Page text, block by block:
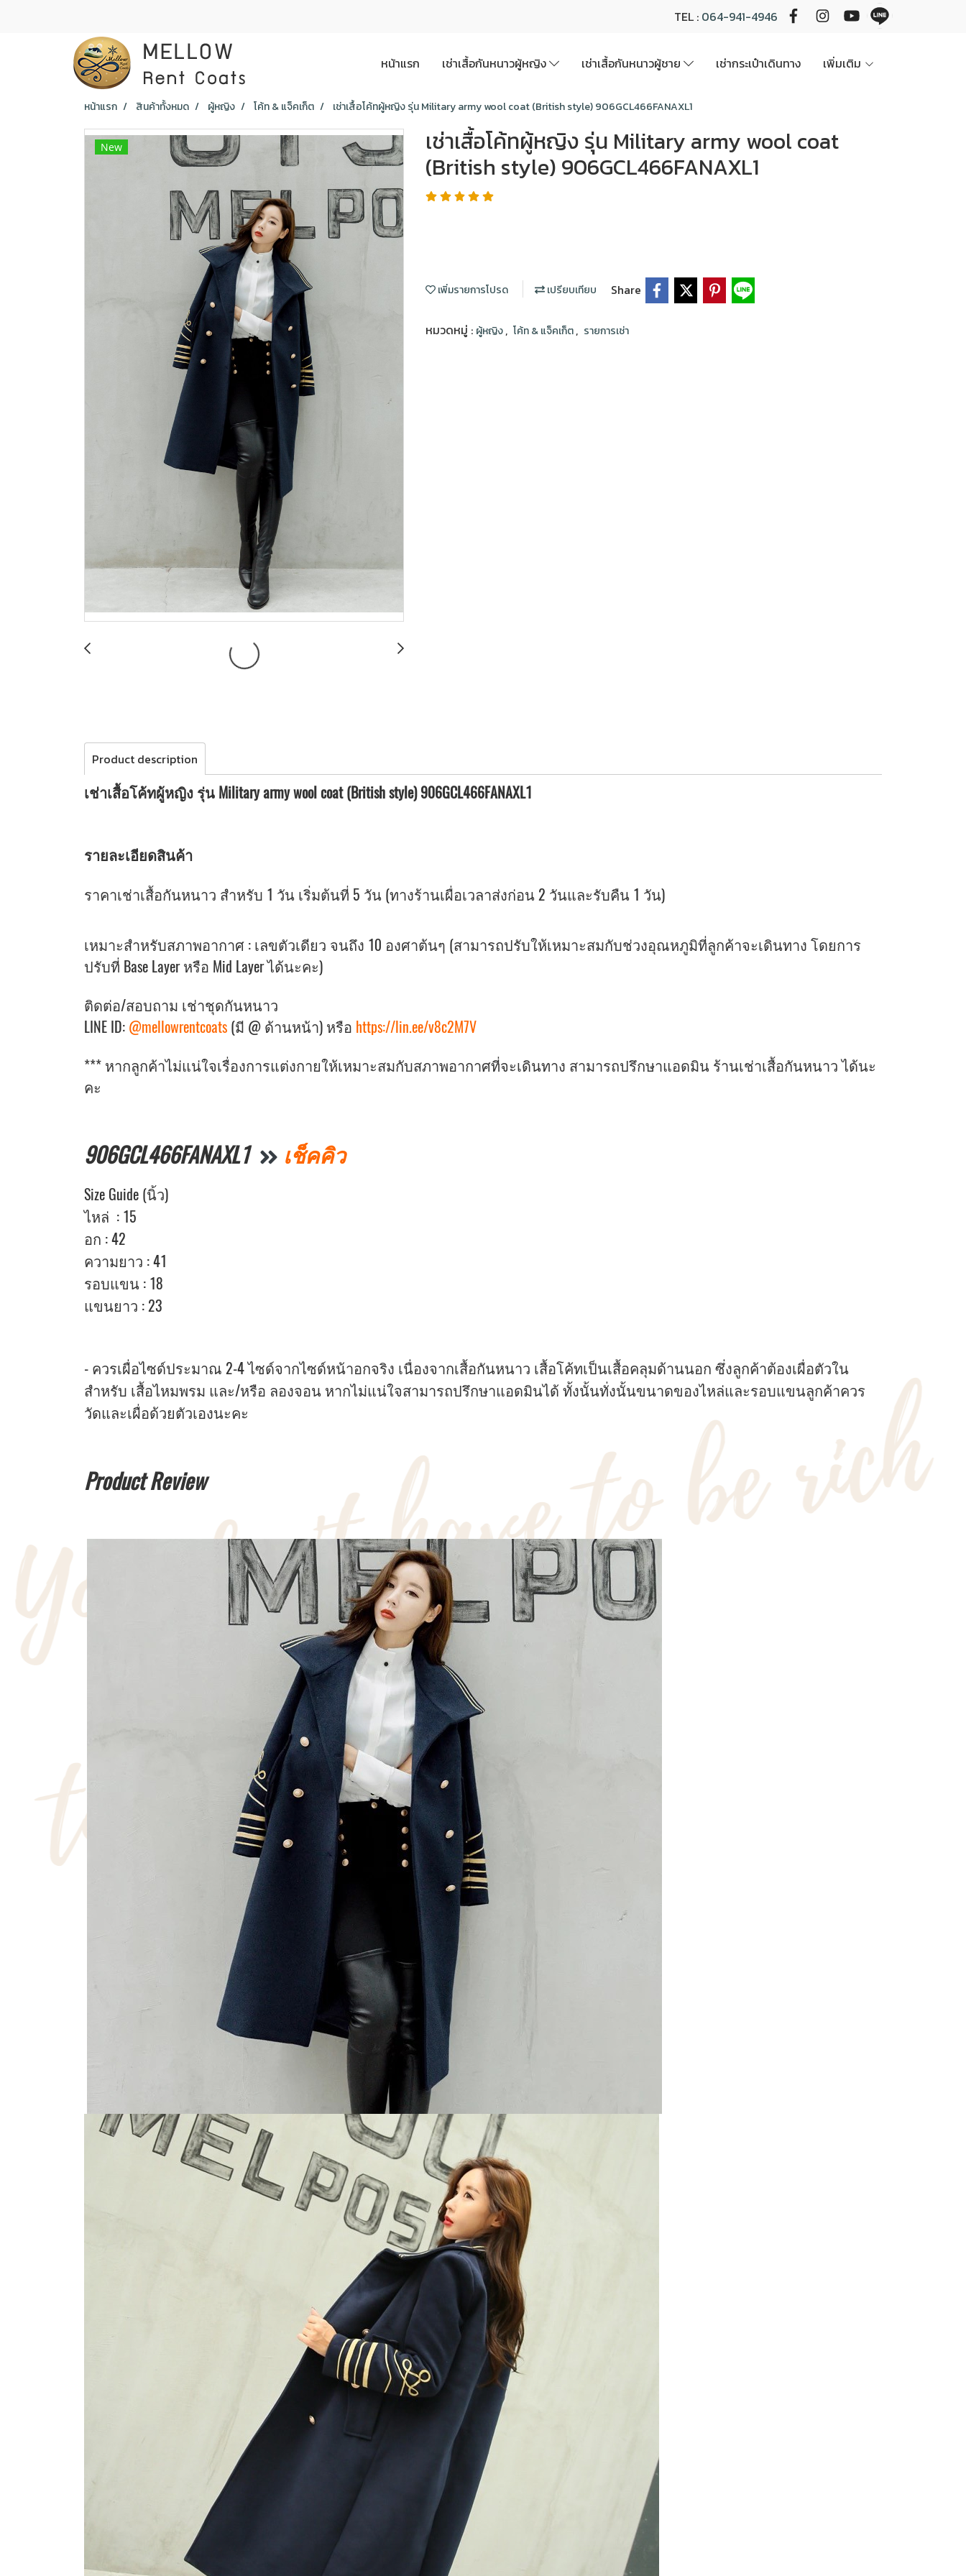
TEL : 064-941-4946
หน้าแรก เช่าเสื้อกันหนาวผู้หญิง เช่าเสื้อกันหนาวผู้ชาย เช่ากระเป๋าเดินทาง เพิ่มเติม
หน้าแรก สินค้าทั้งหมด ผู้หญิง โค้ท & แจ็คเก็ต เช่าเสื้อโค้ทผู้หญิง รุ่น Military army wool coat (British style) 906GCL466FANAXL1
New
เช่าเสื้อโค้ทผู้หญิง รุ่น Military army wool coat
(British style) 906GCL466FANAXL1
เพิ่มรายการโปรด เปรียบเทียบ Share
หมวดหมู่ : ผู้หญิง, โค้ท & แจ็คเก็ต, รายการเช่า
Product description
เช่าเสื้อโค้ทผู้หญิง รุ่น Military army wool coat (British style) 906GCL466FANAXL1
รายละเอียดสินค้า
ราคาเช่าเสื้อกันหนาว สำหรับ 1 วัน เริ่มต้นที่ 5 วัน (ทางร้านเผื่อเวลาส่งก่อน 2 วันและรับคืน 1 วัน)
เหมาะสำหรับสภาพอากาศ : เลขตัวเดียว จนถึง 10 องศาต้นๆ (สามารถปรับให้เหมาะสมกับช่วงอุณหภูมิที่ลูกค้าจะเดินทาง โดยการ
ปรับที่ Base Layer หรือ Mid Layer ได้นะคะ)
ติดต่อ/สอบถาม เช่าชุดกันหนาว
LINE ID: @mellowrentcoats (มี @ ด้านหน้า) หรือ https://lin.ee/v8c2M7V
*** หากลูกค้าไม่แน่ใจเรื่องการแต่งกายให้เหมาะสมกับสภาพอากาศที่จะเดินทาง สามารถปรึกษาแอดมิน ร้านเช่าเสื้อกันหนาว ได้นะ
คะ
906GCL466FANAXL1 เช็คคิว
Size Guide (นิ้ว)
ไหล่ : 15
อก : 42
ความยาว : 41
รอบแขน : 18
แขนยาว : 23
- ควรเผื่อไซด์ประมาณ 2-4 ไซด์จากไซด์หน้าอกจริง เนื่องจากเสื้อกันหนาว เสื้อโค้ทเป็นเสื้อคลุมด้านนอก ซึ่งลูกค้าต้องเผื่อตัวใน
สำหรับ เสื้อไหมพรม และ/หรือ ลองจอน หากไม่แน่ใจสามารถปรึกษาแอดมินได้ ทั้งนั้นทั่งนั้นขนาดของไหล่และรอบแขนลูกค้าควร
วัดและเผื่อด้วยตัวเองนะคะ
Product Review